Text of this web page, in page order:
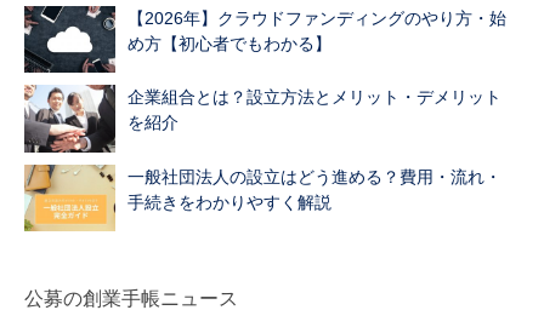
【2026年】クラウドファンディングのやり方・始
め方【初心者でもわかる】
企業組合とは？設立方法とメリット・デメリット
を紹介
一般社団法人の設立はどう進める？費用・流れ・
手続きをわかりやすく解説
公募の創業手帳ニュース